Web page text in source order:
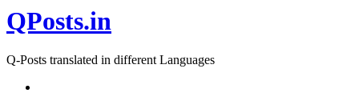
QPosts.in
Q-Posts translated in different Languages